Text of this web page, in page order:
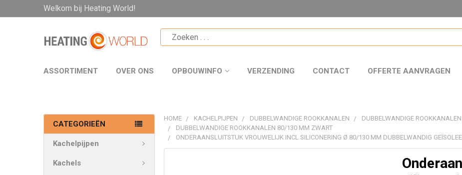
Welkom bij Heating World!
ASSORTIMENT OVER ONS OPBOUWINFO VERZENDING CONTACT OFFERTE AANVRAGEN
CATEGORIEËN
Kachelpijpen
Kachels
HOME KACHELPIJPEN DUBBELWANDIGE ROOKKANALEN
DUBBELWANDIGE
DUBBELWANDIGE ROOKKANALEN 80/130 MM ZWART
ONDERAANSLUITSTUK VROUWELIJK INCL SILICONERING Ø 80/130 MM DUBBELWANDIG